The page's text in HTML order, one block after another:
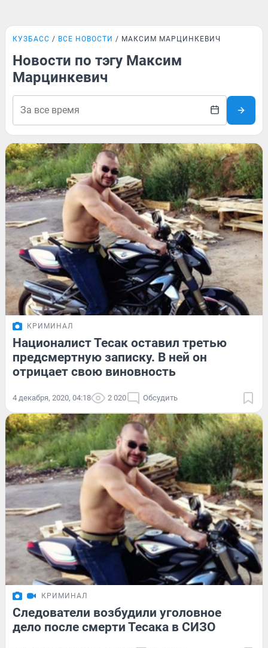
КУЗБАСС ВСЕ НОВОСТИ МАКСИМ МАРЦИНКЕВИЧ
Новости по тэгу Максим
Марцинкевич
КРИМИНАЛ
Националист Тесак оставил третью
предсмертную записку. В ней он
отрицает свою виновность
4 декабря, 2020, 04:18 2 020 Обсудить
КРИМИНАЛ
Следователи возбудили уголовное
дело после смерти Тесака в СИЗО